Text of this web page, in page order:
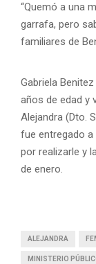
“Quemó a una
garrafa, pero
familiares de
Gabriela
años de edad y
Alejandra (Dto.
fue entregado a
por realizarle y
de enero.
ALEJANDRA
MINISTERIO